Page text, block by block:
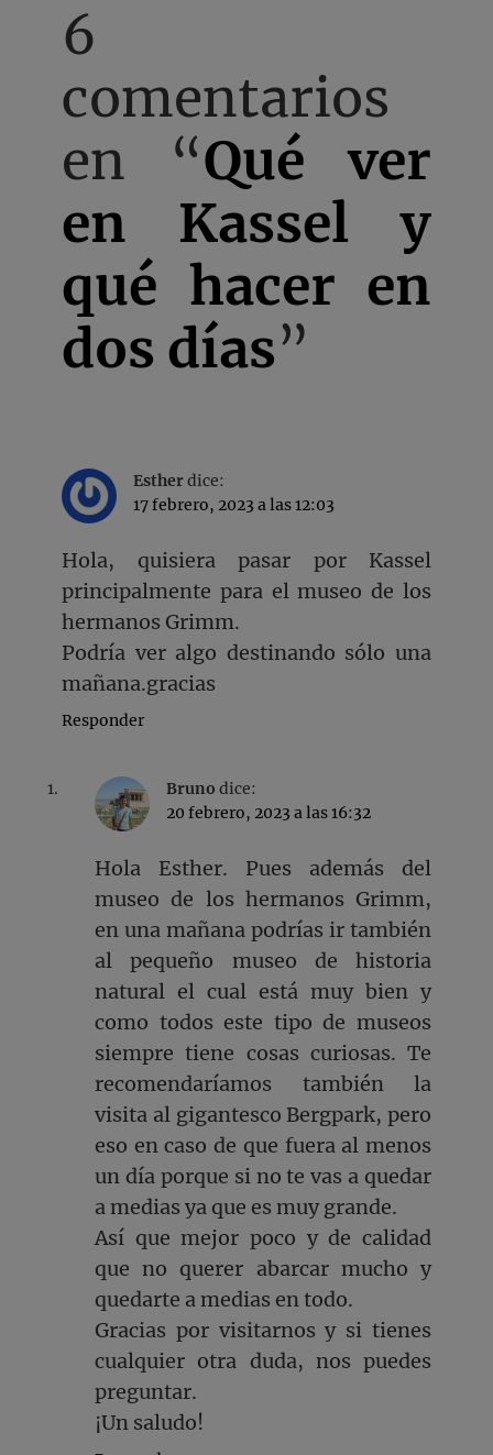
6
comentarios
en “Qué ver
en Kassel y
qué hacer en
dos días”
Estherdice:
17 febrero, 2023 a las 12:03
Hola, quisiera pasar por Kassel
principalmente para el museo de los
hermanos Grimm.
Podría ver algo destinando sólo una
mañana.gracias
Responder
Bruno dice:
20 febrero, 2023 a las 16:32
Hola Esther. Pues además del
museo de los hermanos Grimm,
en una mañana podrías ir también
al pequeño museo de historia
natural el cual está muy bien y
como todos este tipo de museos
siempre tiene cosas curiosas. Te
recomendaríamos también la
visita al gigantesco Bergpark, pero
eso en caso de que fuera al menos
un día porque si no te vas a quedar
a medias ya que es muy grande.
Así que mejor poco y de calidad
que no querer abarcar mucho y
quedarte a medias en todo.
Gracias por visitarnos y si tienes
cualquier otra duda, nos puedes
preguntar.
¡Un saludo!